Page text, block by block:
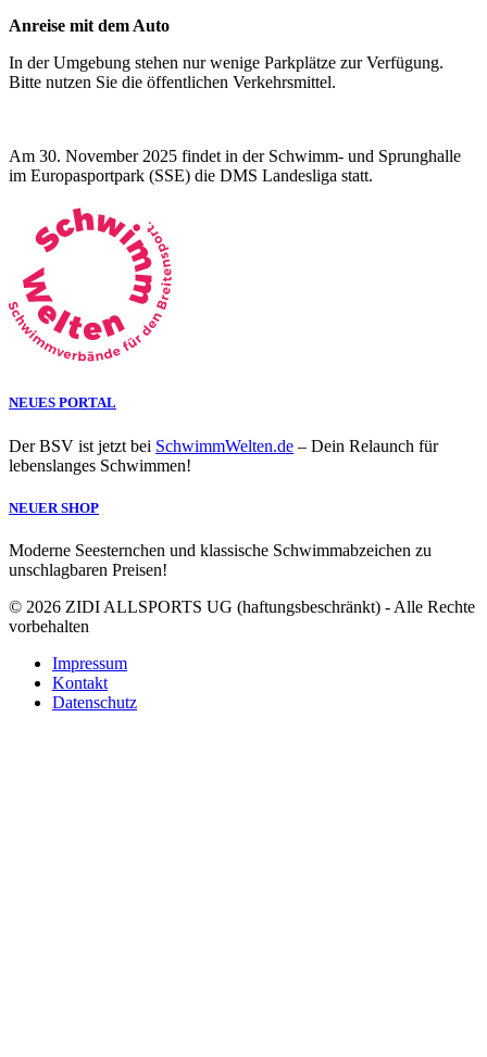
Anreise mit dem Auto
In der Umgebung stehen nur wenige Parkplätze zur Verfügung.
Bitte nutzen Sie die öffentlichen Verkehrsmittel.
Am 30. November 2025 findet in der Schwimm- und Sprunghalle
im Europasportpark (SSE) die DMS Landesliga statt.
NEUES PORTAL
Der BSV ist jetzt bei SchwimmWelten.de – Dein Relaunch für
lebenslanges Schwimmen!
NEUER SHOP
Moderne Seesternchen und klassische Schwimmabzeichen zu
unschlagbaren Preisen!
© 2026 ZIDI ALLSPORTS UG (haftungsbeschränkt) - Alle Rechte
vorbehalten
Impressum
Kontakt
Datenschutz